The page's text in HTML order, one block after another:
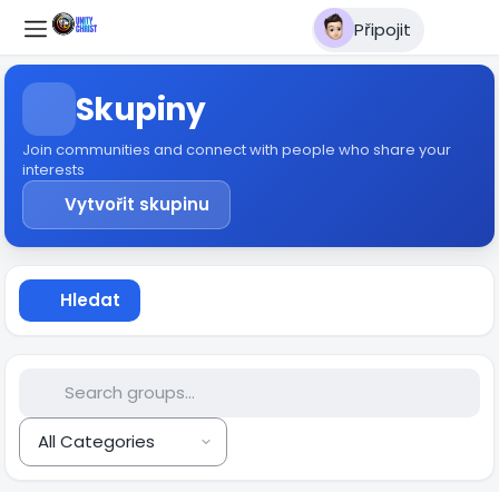
Připojit
Skupiny
Join communities and connect with people who share your
interests
Vytvořit skupinu
Hledat